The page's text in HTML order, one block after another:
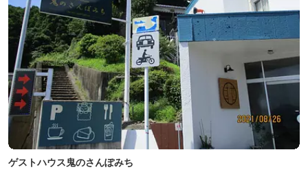
ゲストハウス鬼のさんぽみち